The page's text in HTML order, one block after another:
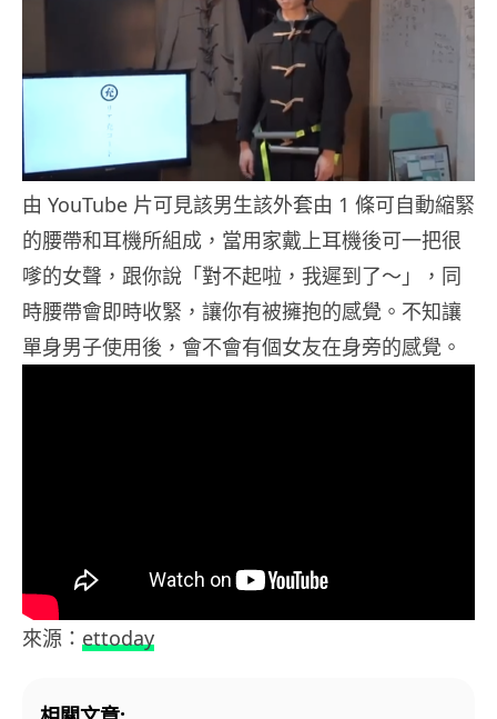
由 YouTube 片可見該男生該外套由 1 條可自動縮緊
的腰帶和耳機所組成，當用家戴上耳機後可一把很
嗲的女聲，跟你說「對不起啦，我遲到了～」，同
時腰帶會即時收緊，讓你有被擁抱的感覺。不知讓
單身男子使用後，會不會有個女友在身旁的感覺。
來源： ettoday